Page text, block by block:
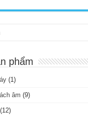
phẩm
(1)
âm (9)
(12)